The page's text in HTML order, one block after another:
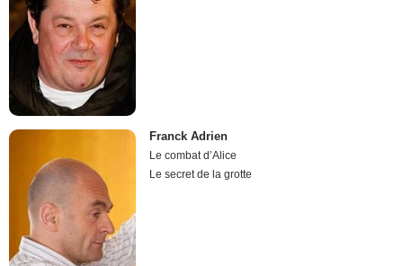
Franck Adrien
Le combat d’Alice
Le secret de la grotte